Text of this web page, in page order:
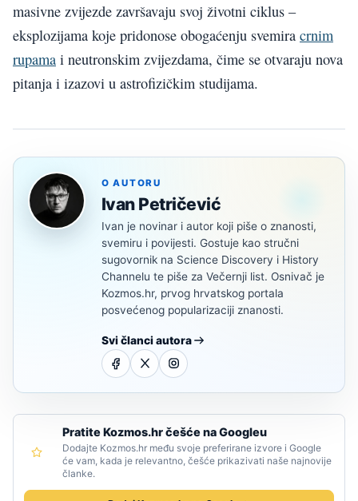
masivne zvijezde završavaju svoj životni ciklus –
eksplozijama koje pridonose obogaćenju svemira crnim
rupama i neutronskim zvijezdama, čime se otvaraju nova
pitanja i izazovi u astrofizičkim studijama.
O AUTORU
Ivan Petričević
Ivan je novinar i autor koji piše o znanosti,
svemiru i povijesti. Gostuje kao stručni
sugovornik na Science Discovery i History
Channelu te piše za Večernji list. Osnivač je
Kozmos.hr, prvog hrvatskog portala
posvećenog popularizaciji znanosti.
Svi članci autora
Pratite Kozmos.hr češće na Googleu
Dodajte Kozmos.hr među svoje preferirane izvore i Google
će vam, kada je relevantno, češće prikazivati naše najnovije
članke.